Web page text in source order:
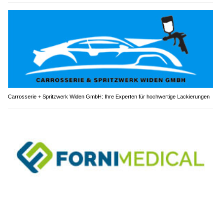
Carrosserie + Spritzwerk Widen GmbH: Ihre Experten für hochwertige Lackierungen